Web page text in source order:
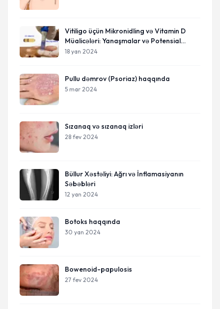
Vitiligo üçün Mikronidling və Vitamin D
Müalicələri: Yanaşmalar və Potensial
Faydalar
18 yan 2024
Pullu dəmrov (Psoriaz) haqqında
5 mar 2024
Sızanaq və sızanaq izləri
28 fev 2024
Büllur Xəstəliyi: Ağrı və İnflamasiyanın
Səbəbləri
12 yan 2024
Botoks haqqında
30 yan 2024
Bowenoid-papulosis
27 fev 2024